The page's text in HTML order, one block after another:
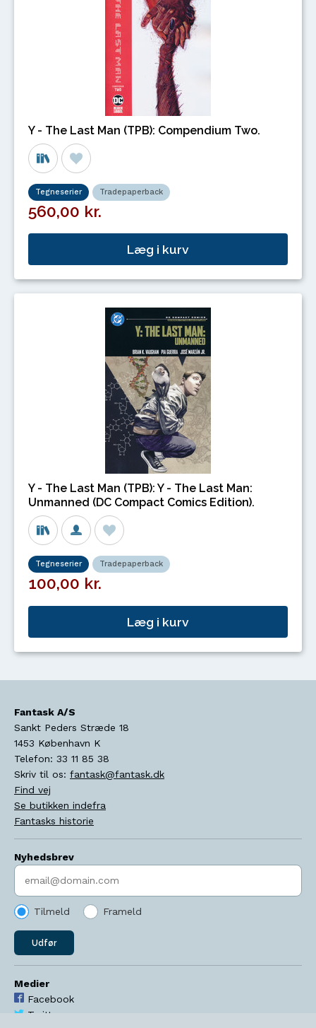
Y - The Last Man (TPB): Compendium Two.
Tegneserier Tradepaperback
560,00 kr.
Læg i kurv
Y - The Last Man (TPB): Y - The Last Man:
Unmanned (DC Compact Comics Edition).
Tegneserier Tradepaperback
100,00 kr.
Læg i kurv
Fantask A/S
Sankt Peders Stræde 18
1453 København K
Telefon: 33 11 85 38
Skriv til os: fantask@fantask.dk
Find vej
Se butikken indefra
Fantasks historie
Nyhedsbrev
Indtast søgeord
Tilmeld Frameld
Udfør
Medier
Facebook
Twitter